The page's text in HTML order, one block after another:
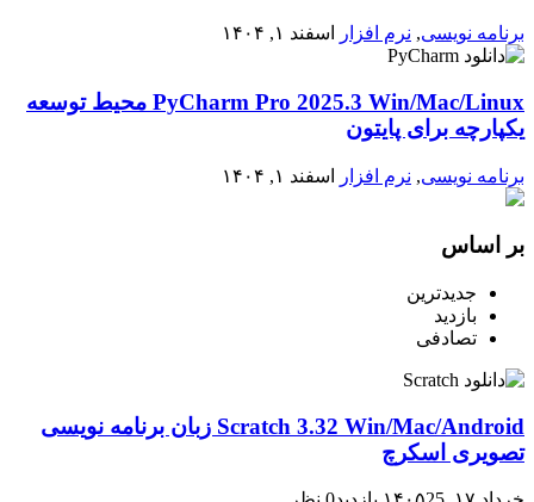
برنامه نویسی, نرم افزار اسفند ۱, ۱۴۰۴
PyCharm Pro 2025.3 Win/Mac/Linux محیط توسعه
یکپارچه برای پایتون
برنامه نویسی, نرم افزار اسفند ۱, ۱۴۰۴
بر اساس
جدیدترین
بازدید
تصادفی
Scratch 3.32 Win/Mac/Android زبان برنامه نویسی
تصویری اسکرچ